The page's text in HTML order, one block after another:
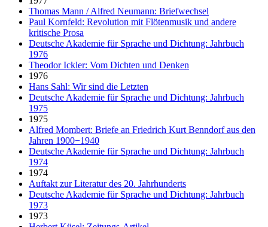
Thomas Mann / Alfred Neumann: Briefwechsel
Paul Kornfeld: Revolution mit Flötenmusik und andere
kritische Prosa
Deutsche Akademie für Sprache und Dichtung: Jahrbuch
1976
Theodor Ickler: Vom Dichten und Denken
1976
Hans Sahl: Wir sind die Letzten
Deutsche Akademie für Sprache und Dichtung: Jahrbuch
1975
1975
Alfred Mombert: Briefe an Friedrich Kurt Benndorf aus den
Jahren 1900−1940
Deutsche Akademie für Sprache und Dichtung: Jahrbuch
1974
1974
Auftakt zur Literatur des 20. Jahrhunderts
Deutsche Akademie für Sprache und Dichtung: Jahrbuch
1973
1973